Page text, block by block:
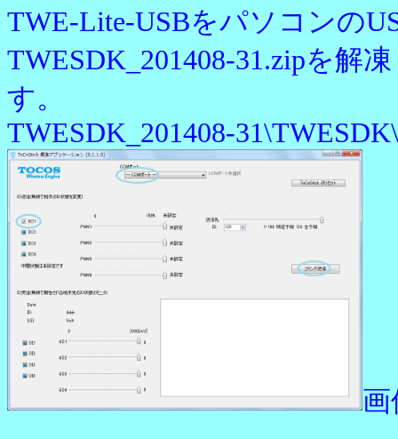
TWE-Lite-USBをパソコンの
TWESDK_201408-31.zipを解
す。
TWESDK_201408-